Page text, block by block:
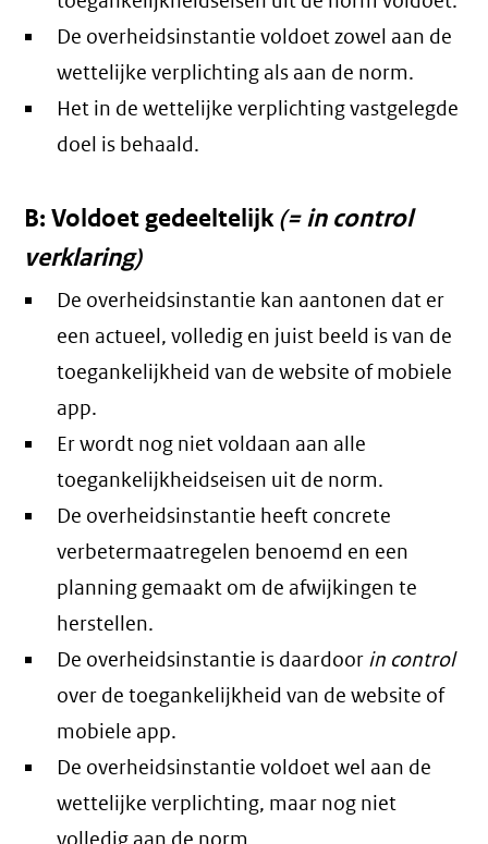
De overheidsinstantie voldoet zowel aan de
wettelijke verplichting als aan de norm.
Het in de wettelijke verplichting vastgelegde
doel is behaald.
B: Voldoet gedeeltelijk(= in control
verklaring)
De overheidsinstantie kan aantonen dat er
een actueel, volledig en juist beeld is van de
toegankelijkheid van de website of mobiele
app.
Er wordt nog niet voldaan aan alle
toegankelijkheidseisen uit de norm.
De overheidsinstantie heeft concrete
verbetermaatregelen benoemd en een
planning gemaakt om de afwijkingen te
herstellen.
De overheidsinstantie is daardoor in control
over de toegankelijkheid van de website of
mobiele app.
De overheidsinstantie voldoet wel aan de
wettelijke verplichting, maar nog niet